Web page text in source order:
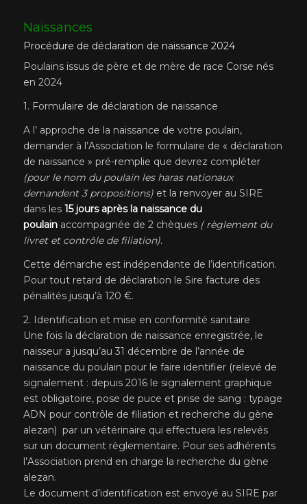
Naissances
Procédure de déclaration de naissance 2024
Poulains issus de père et de mère de race Corse nés
en 2024
1. Formulaire de déclaration de naissance
A l’ approche de la naissance de votre poulain,
demander à l’Association le formulaire de « déclaration
de naissance » pré-remplie que devrez compléter
(pour le nom du poulain les haras nationaux
demandent 3 propositions)et la renvoyer au SIRE
dans les 15 jours après la naissance du
poulainaccompagnée de 2 chèques ( règlement du
livret et contrôle de filiation).
Cette démarche est indépendante de l’identification.
Pour tout retard de déclaration le Sire facture des
pénalités jusqu’à 120 €.
2. Identification et mise en conformité sanitaire
Une fois la déclaration de naissance enregistrée, le
naisseur a jusqu’au 31 décembre de l’année de
naissance du poulain pour le faire identifier (relevé de
signalement : depuis 2016 le signalement graphique
est obligatoire, pose de puce et prise de sang : typage
ADN pour contrôle de filiation et recherche du gène
alezan) par un vétérinaire qui effectuera les relevés
sur un document règlementaire. Pour ses adhérents
l’Association prend en charge la recherche du gène
alezan.
Le document d’identification est envoyé au SIRE par